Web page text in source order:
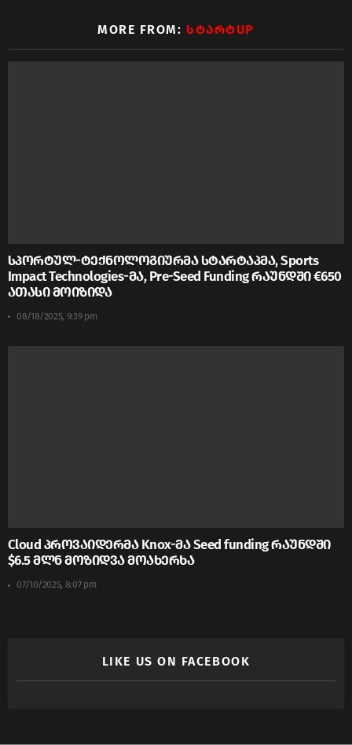
MORE FROM:ᲡᲢᲐᲠᲢUP
სპორტულ-ტექნოლოგიურმა სტარტაპმა, Sports
Impact Technologies-მა, Pre-Seed Funding რაუნდში €650
ათასი მოიზიდა
08/18/2025, 9:39 pm
Cloud პროვაიდერმა Knox-მა Seed funding რაუნდში
$6.5 მლნ მოზიდვა მოახერხა
07/10/2025, 8:07 pm
LIKE US ON FACEBOOK